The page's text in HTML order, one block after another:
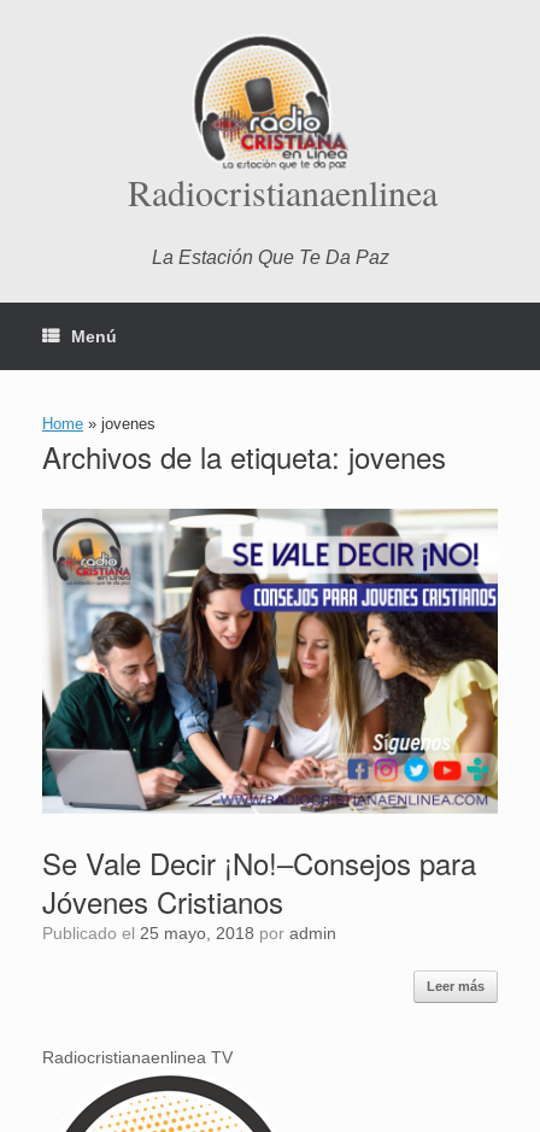
Radiocristianaenlinea
La Estación Que Te Da Paz
Menú
Home » jovenes
Archivos de la etiqueta: jovenes
Se Vale Decir ¡No!–Consejos para
Jóvenes Cristianos
Publicado el 25 mayo, 2018 por admin
Leer más
Radiocristianaenlinea TV